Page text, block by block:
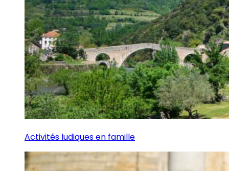
Activités ludiques en famille